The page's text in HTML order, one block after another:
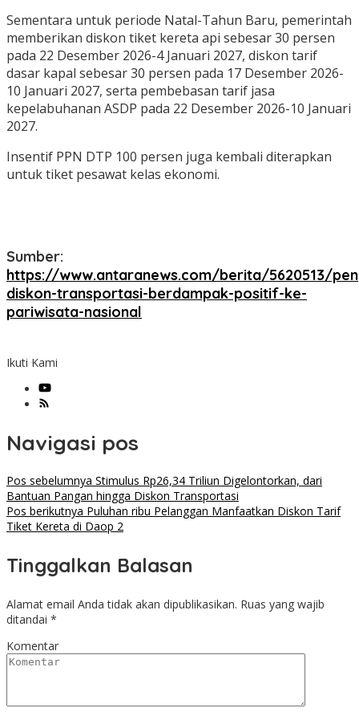
Sementara untuk periode Natal-Tahun Baru, pemerintah
memberikan diskon tiket kereta api sebesar 30 persen
pada 22 Desember 2026-4 Januari 2027, diskon tarif
dasar kapal sebesar 30 persen pada 17 Desember 2026-
10 Januari 2027, serta pembebasan tarif jasa
kepelabuhanan ASDP pada 22 Desember 2026-10 Januari
2027.
Insentif PPN DTP 100 persen juga kembali diterapkan
untuk tiket pesawat kelas ekonomi.
Sumber:
https://www.antaranews.com/berita/5620513/
diskon-transportasi-berdampak-positif-ke-
pariwisata-nasional
Ikuti Kami
Navigasi pos
Pos sebelumnya Stimulus Rp26,34 Triliun Digelontorkan, dari
Bantuan Pangan hingga Diskon Transportasi
Pos berikutnya Puluhan ribu Pelanggan Manfaatkan Diskon Tarif
Tiket Kereta di Daop 2
Tinggalkan Balasan
Alamat email Anda tidak akan dipublikasikan. Ruas yang wajib
ditandai *
Komentar